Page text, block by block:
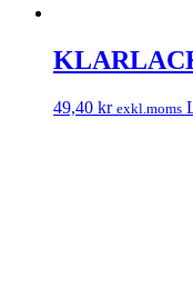
49,40 kr exkl.moms